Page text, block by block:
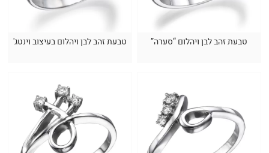
טבעת זהב לבן ויהלום “סערה” טבעת זהב לבן ויהלום בעיצוב וינטג'